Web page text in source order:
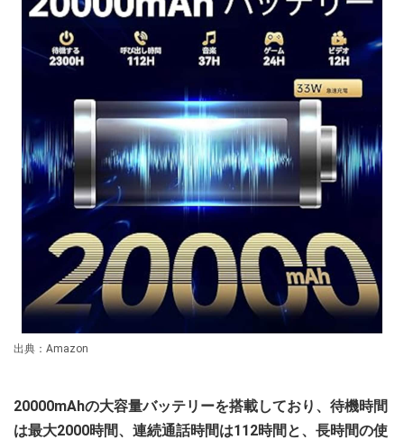
出典：Amazon
20000mAhの大容量バッテリーを搭載しており、待機時間
は最大2000時間、連続通話時間は112時間と、長時間の使